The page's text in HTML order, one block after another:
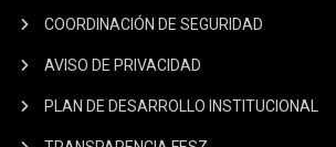
COORDINACIÓN DE SEGURIDAD
AVISO DE PRIVACIDAD
PLAN DE DESARROLLO INSTITUCIONAL